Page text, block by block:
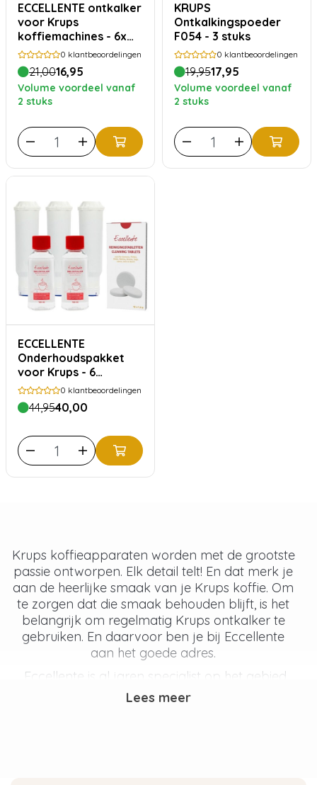
ECCELLENTE ontkalker
voor Krups
koffiemachines - 6x
100 ml
0 klantbeoordelingen
21,0016,95
Volume voordeel vanaf
2 stuks
KRUPS
Ontkalkingspoeder
F054 - 3 stuks
0 klantbeoordelingen
19,9517,95
Volume voordeel vanaf
2 stuks
ECCELLENTE
Onderhoudspakket
voor Krups - 6
maanden
0 klantbeoordelingen
44,9540,00
Krups koffieapparaten worden met de grootste
passie ontworpen. Elk detail telt! En dat merk je
aan de heerlijke smaak van je Krups koffie. Om
te zorgen dat die smaak behouden blijft, is het
belangrijk om regelmatig Krups ontkalker te
gebruiken. En daarvoor ben je bij Eccellente
aan het goede adres.
Eccellente is al jaren specialist op het gebied
van onderhoudsartikelen voor Krups. In ons
Lees meer